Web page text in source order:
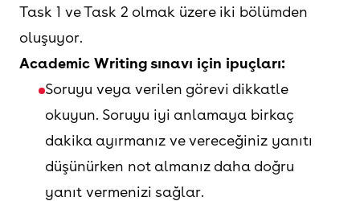
Task 1 ve Task 2 olmak üzere iki bölümden
oluşuyor.
Academic Writing sınavı için ipuçları:
Soruyu veya verilen görevi dikkatle
okuyun. Soruyu iyi anlamaya birkaç
dakika ayırmanız ve vereceğiniz yanıtı
düşünürken not almanız daha doğru
yanıt vermenizi sağlar.